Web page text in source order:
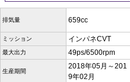
排気量 659cc
ミッション インパネCVT
最大出力 49ps/6500rpm
生産期間
2018年05月～201
9年02月